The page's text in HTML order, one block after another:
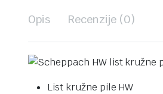
Opis Recenzije (0)
List kružne pile HW